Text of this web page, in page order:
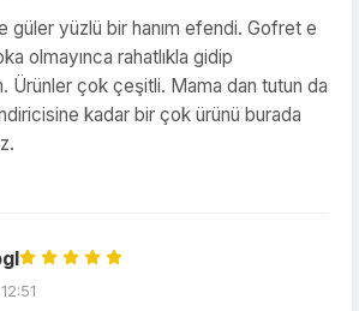
güler yüzlü bir hanım efendi. Gofret e
olmayınca rahatlıkla gidip
Ürünler çok çeşitli. Mama dan tutun da
kadar bir çok ürünü burada